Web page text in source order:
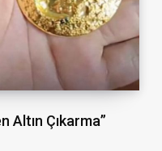
Altın Çıkarma”